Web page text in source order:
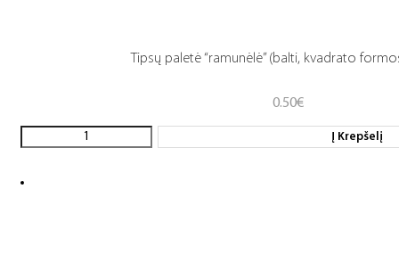
Tipsų paletė “ramunėlė” (balti, kvadrato
0.50€
Į Krepšelį